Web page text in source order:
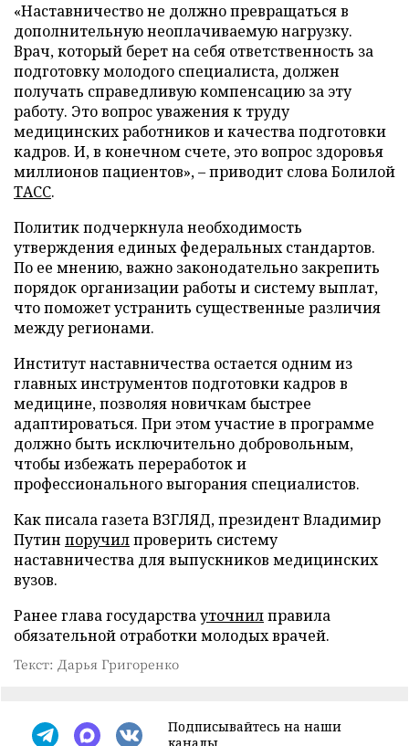
«Наставничество не должно превращаться в
дополнительную неоплачиваемую нагрузку.
Врач, который берет на себя ответственность за
подготовку молодого специалиста, должен
получать справедливую компенсацию за эту
работу. Это вопрос уважения к труду
медицинских работников и качества подготовки
кадров. И, в конечном счете, это вопрос здоровья
миллионов пациентов», – приводит слова Болилой
ТАСС.
Политик подчеркнула необходимость
утверждения единых федеральных стандартов.
По ее мнению, важно законодательно закрепить
порядок организации работы и систему выплат,
что поможет устранить существенные различия
между регионами.
Институт наставничества остается одним из
главных инструментов подготовки кадров в
медицине, позволяя новичкам быстрее
адаптироваться. При этом участие в программе
должно быть исключительно добровольным,
чтобы избежать переработок и
профессионального выгорания специалистов.
Как писала газета ВЗГЛЯД, президент Владимир
Путин поручилпроверить систему
наставничества для выпускников медицинских
вузов.
Ранее глава государствауточнилправила
обязательной отработки молодых врачей.
Текст: Дарья Григоренко
Подписывайтесь на наши